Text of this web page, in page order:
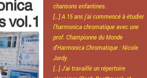
chansons enfantines.
[…] A 15 ans j'ai commencé à étudier
l'harmonica chromatique avec une
prof. Championne du Monde
d'Harmonica Chromatique : Nicole
Jordy.
[…] J'ai travaillé un répertoire